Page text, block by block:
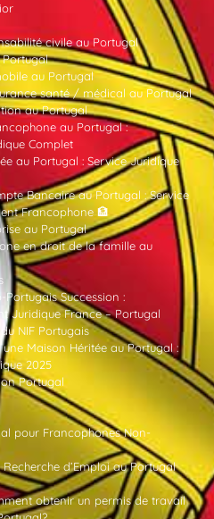
civile au Portugal
Portugal
au Portugal
santé / médical au Portugal
au Portugal
au Portugal :
Complet
au Portugal : Service Juridique
Bancaire au Portugal : Service
Francophone 🏦
au Portugal
en droit de la famille au
Succession :
Juridique France – Portugal
NIF Portugais
Maison Héritée au Portugal :
2025
Portugal
pour Francophones Non-
Recherche d’Emploi au Portugal
obtenir un permis de travail